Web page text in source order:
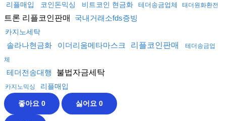
리플매입 코인돈믹싱 비트코인 현금화 테더송금업체 태더원화환전
트론 리플코인판매 국내거래소fds증빙
카지노세탁
솔라나현금화 이더리움메타마스크 리플코인판매
테더송금업
체
테더전송대행 불법자금세탁
카지노믹싱 리플매입
좋아요 0 싫어요 0